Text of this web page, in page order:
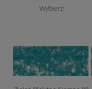
Wybierz